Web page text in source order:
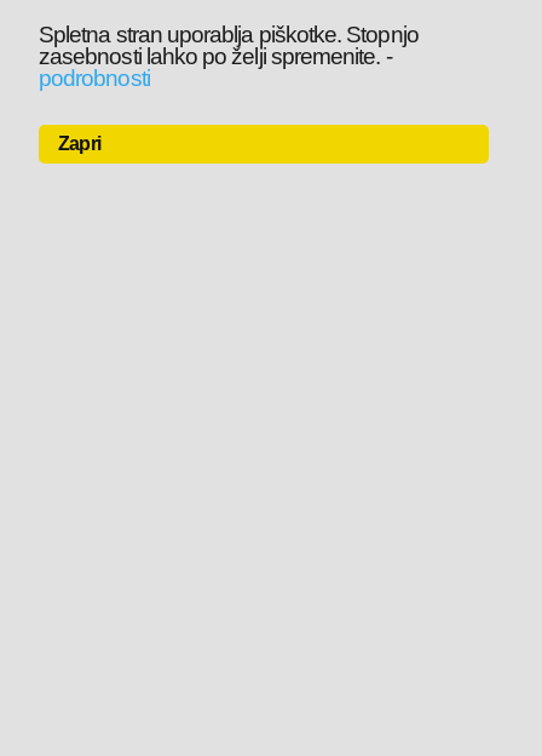
Spletna stran uporablja piškotke. Stopnjo
zasebnosti lahko po želji spremenite. -
podrobnosti
Zapri